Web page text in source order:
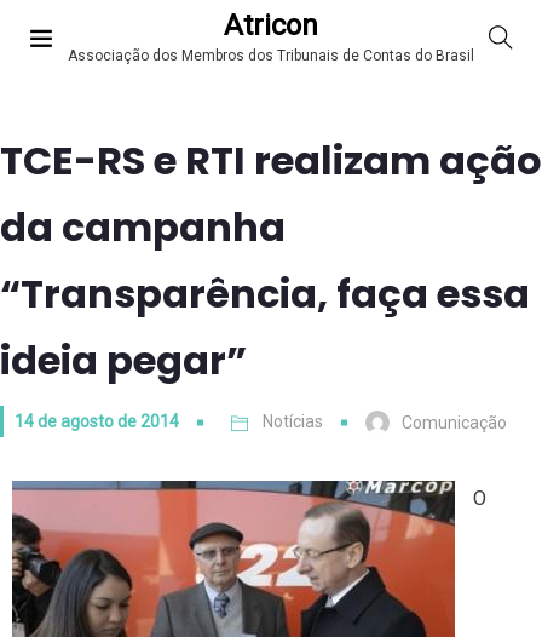
Atricon
Associação dos Membros dos Tribunais de Contas do Brasil
TCE-RS e RTI realizam ação
da campanha
“Transparência, faça essa
ideia pegar”
14 de agosto de 2014 Notícias Comunicação
O